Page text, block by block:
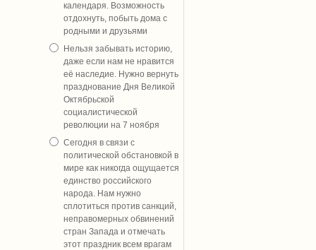
календаря. Возможность
отдохнуть, побыть дома с
родными и друзьями
Нельзя забывать историю,
даже если нам не нравится
её наследие. Нужно вернуть
празднование Дня Великой
Октябрьской
социалистической
революции на 7 ноября
Сегодня в связи с
политической обстановкой в
мире как никогда ощущается
единство российского
народа. Нам нужно
сплотиться против санкций,
неправомерных обвинений
стран Запада и отмечать
этот праздник всем врагам